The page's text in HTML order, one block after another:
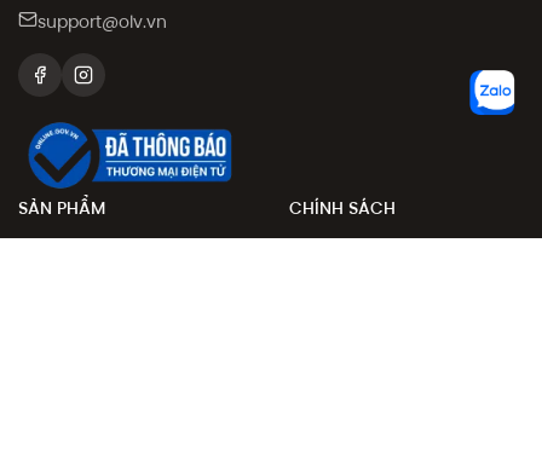
support@olv.vn
SẢN PHẨM
CHÍNH SÁCH